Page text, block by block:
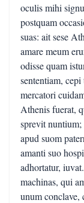
oculis mihi
postquam
suas: ait sese
amare meum
odisse quam
sententiam,
mercatori
Athenis fuerat,
sprevit
apud suom
amanti suo
adhortatur,
machinas, qui
unum conclave,